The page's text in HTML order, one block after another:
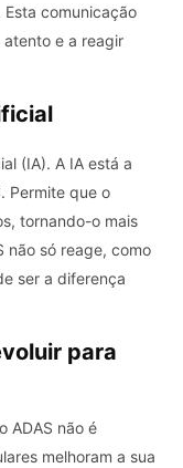
comunicação
e a reagir
(IA). A IA está a
Permite que o
tornando-o mais
não só reage, como
ser a diferença
para
ADAS não é
melhoram a sua